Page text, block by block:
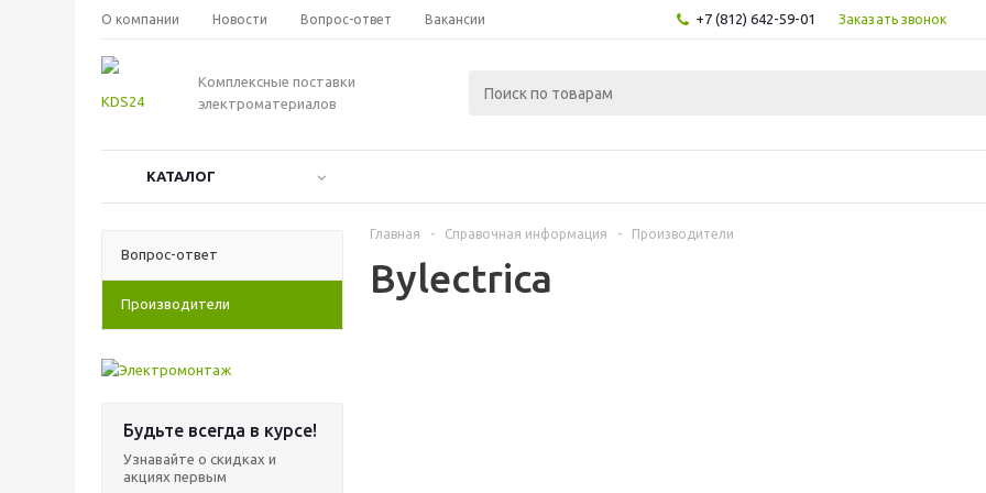
О компании Новости Вопрос-ответ Вакансии +7 (812) 642-59-01 Заказать звонок
Комплексные поставки
электроматериалов
КАТАЛОГ
Вопрос-ответ
Производители
Будьте всегда в курсе!
Узнавайте о скидках и
акциях первым
Главная - Справочная информация - Производители
Bylectrica